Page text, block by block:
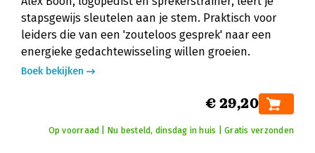
stapsgewijs sleutelen aan je stem. Praktisch voor
leiders die van een 'zouteloos gesprek' naar een
energieke gedachtewisseling willen groeien.
Boek bekijken
€ 29,20
Op voorraad | Nu besteld, dinsdag in huis | Gratis verzonden